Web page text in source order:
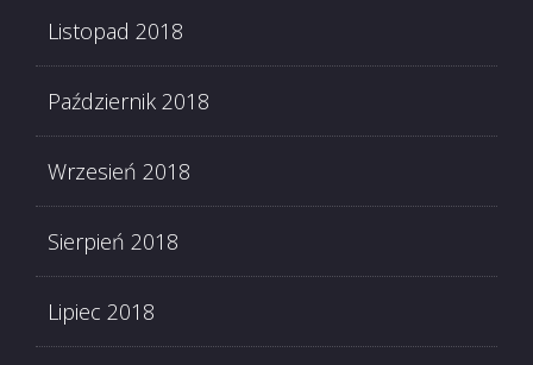
Listopad 2018
Październik 2018
Wrzesień 2018
Sierpień 2018
Lipiec 2018